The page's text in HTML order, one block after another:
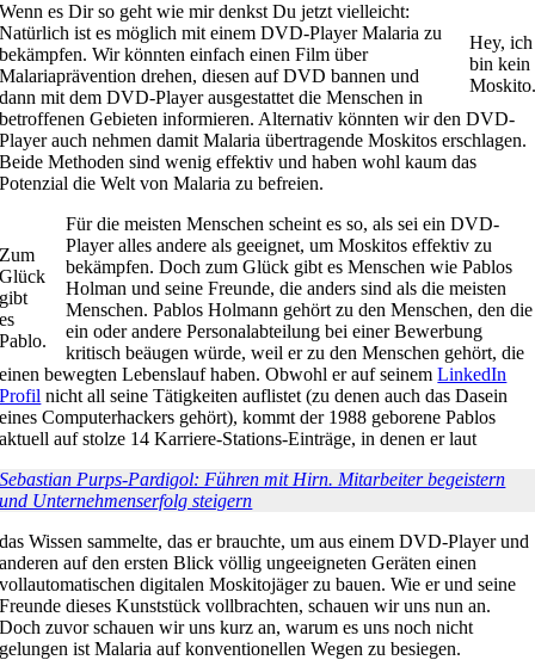
Hey, ich
bin kein
Moskito.
Wenn es Dir so geht wie mir denkst Du jetzt vielleicht:
Natürlich ist es möglich mit einem DVD-Player Malaria zu
bekämpfen. Wir könnten einfach einen Film über
Malariaprävention drehen, diesen auf DVD bannen und
dann mit dem DVD-Player ausgestattet die Menschen in
betroffenen Gebieten informieren. Alternativ könnten wir den DVD-
Player auch nehmen damit Malaria übertragende Moskitos erschlagen.
Beide Methoden sind wenig effektiv und haben wohl kaum das
Potenzial die Welt von Malaria zu befreien.
Zum
Glück
gibt
es
Pablo.
Für die meisten Menschen scheint es so, als sei ein DVD-
Player alles andere als geeignet, um Moskitos effektiv zu
bekämpfen. Doch zum Glück gibt es Menschen wie Pablos
Holman und seine Freunde, die anders sind als die meisten
Menschen. Pablos Holmann gehört zu den Menschen, den die
ein oder andere Personalabteilung bei einer Bewerbung
kritisch beäugen würde, weil er zu den Menschen gehört, die
einen bewegten Lebenslauf haben. Obwohl er auf seinemLinkedIn
Profil nicht all seine Tätigkeiten auflistet (zu denen auch das Dasein
eines Computerhackers gehört), kommt der 1988 geborene Pablos
aktuell auf stolze 14 Karriere-Stations-Einträge, in denen er laut
Sebastian Purps-Pardigol: Führen mit Hirn. Mitarbeiter begeistern
und Unternehmenserfolg steigern
das Wissen sammelte, das er brauchte, um aus einem DVD-Player und
anderen auf den ersten Blick völlig ungeeigneten Geräten einen
vollautomatischen digitalen Moskitojäger zu bauen. Wie er und seine
Freunde dieses Kunststück vollbrachten, schauen wir uns nun an.
Doch zuvor schauen wir uns kurz an, warum es uns noch nicht
gelungen ist Malaria auf konventionellen Wegen zu besiegen.